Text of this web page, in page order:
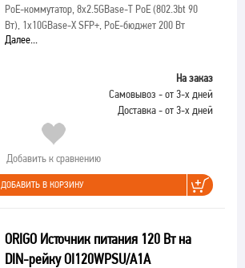
PoE-коммутатор, 8x2.5GBase-T PoE (802.3bt 90
Вт), 1x10GBase-X SFP+, PoE-бюджет 200 Вт
Далее...
На заказ
Самовывоз - от 3-х дней
Доставка - от 3-х дней
Добавить к сравнению
ДОБАВИТЬ В КОРЗИНУ
ORIGO Источник питания 120 Вт на
DIN-рейку OI120WPSU/A1A